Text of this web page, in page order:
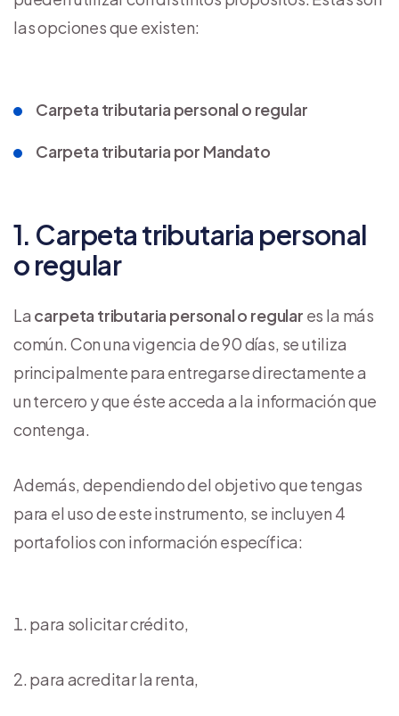
las opciones que existen:
Carpeta tributaria personal o regular
Carpeta tributaria por Mandato
1. Carpeta tributaria personal
o regular
La carpeta tributaria personal o regular es la más
común. Con una vigencia de 90 días, se utiliza
principalmente para entregarse directamente a
un tercero y que éste acceda a la información que
contenga.
Además, dependiendo del objetivo que tengas
para el uso de este instrumento, se incluyen 4
portafolios con información específica:
para solicitar crédito,
para acreditar la renta,